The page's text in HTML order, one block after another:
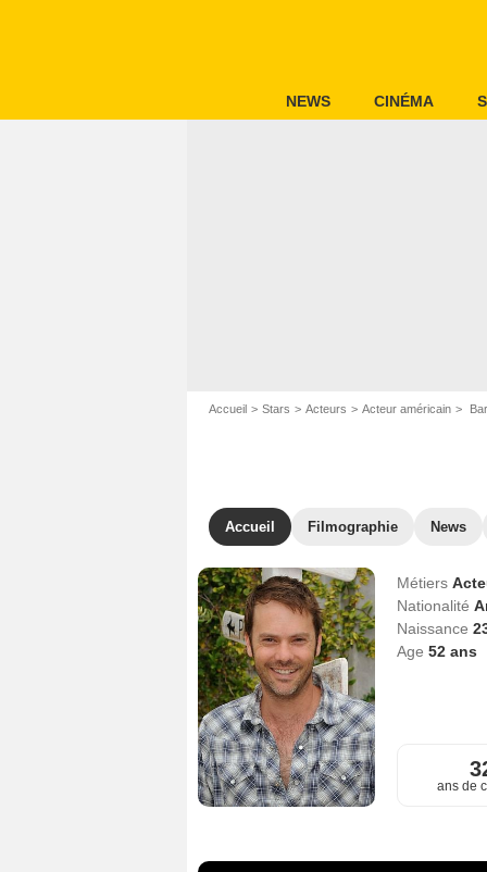
NEWS CINÉMA
Accueil Stars Acteurs Acteur américain
Accueil Filmographie News
Métiers
Nationalité
Naissance
Age 52ans
ans de